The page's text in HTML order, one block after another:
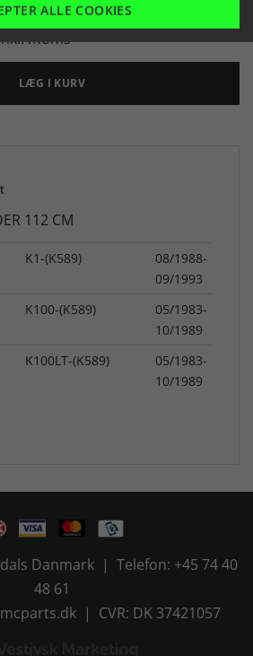
moms
LÆG I KURV
112 CM
K1-(K589)
08/1988-
09/1993
K100-(K589)
05/1983-
10/1989
K100LT-(K589)
05/1983-
10/1989
Danmark | Telefon: +45 74 40
48 61
| CVR: DK 37421057
ALLE COOKIES